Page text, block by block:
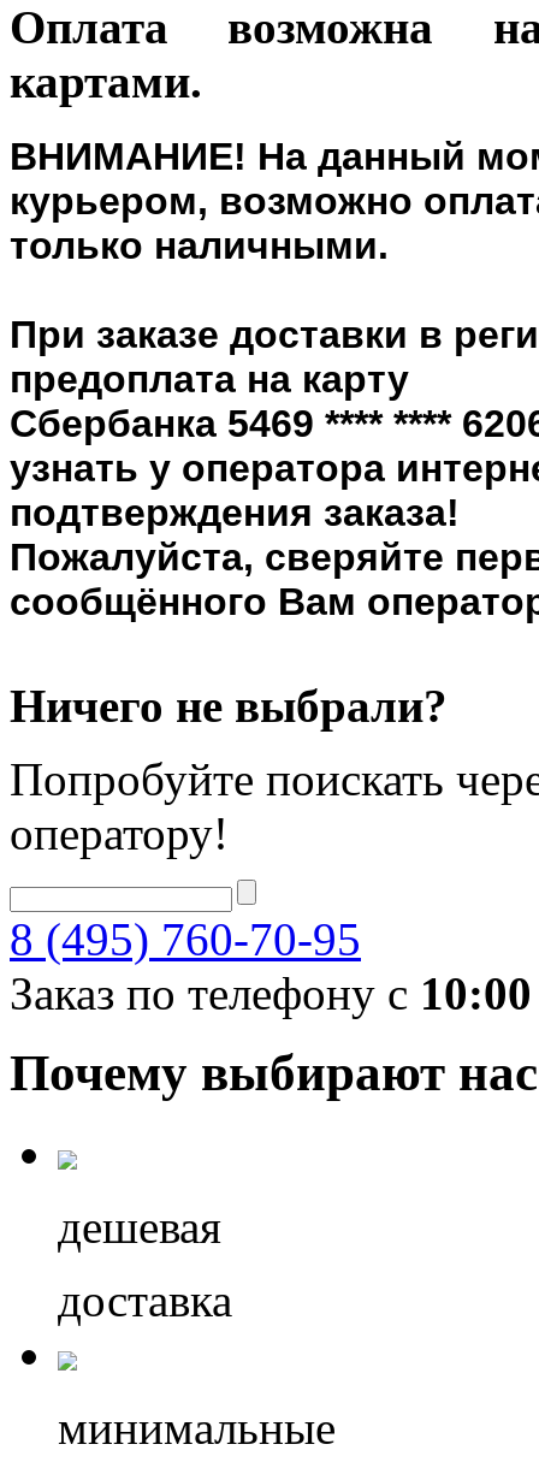
Оплата возможна
картами.
ВНИМАНИЕ! На данный
курьером, возможно
только наличными.
При заказе доставки в
предоплата на карту
Сбербанка 5469 **** ****
узнать у оператора
подтверждения заказа!
Пожалуйста, сверяйте
сообщённого Вам
Ничего не выбрали?
Попробуйте поискать
оператору!
8 (495) 760-70-95
Заказ по телефону с 10:00
Почему выбирают нас
дешевая
доставка
минимальные